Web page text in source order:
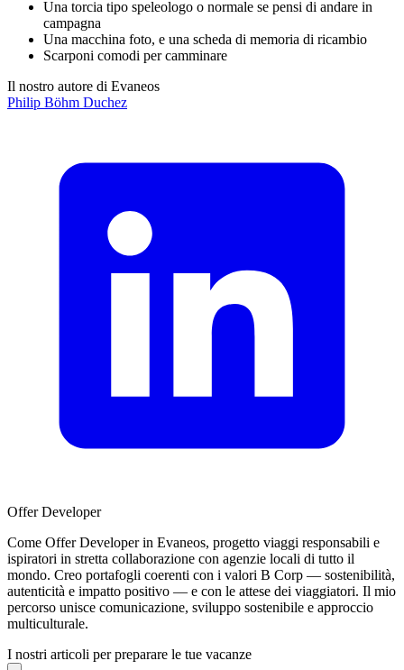
Una torcia tipo speleologo o normale se pensi di andare in
campagna
Una macchina foto, e una scheda di memoria di ricambio
Scarponi comodi per camminare
Il nostro autore di Evaneos
Philip Böhm Duchez
Offer Developer
Come Offer Developer in Evaneos, progetto viaggi responsabili e
ispiratori in stretta collaborazione con agenzie locali di tutto il
mondo. Creo portafogli coerenti con i valori B Corp — sostenibilità,
autenticità e impatto positivo — e con le attese dei viaggiatori. Il mio
percorso unisce comunicazione, sviluppo sostenibile e approccio
multiculturale.
I nostri articoli per preparare le tue vacanze